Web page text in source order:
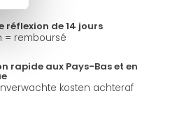
réflexion de 14 jours
= remboursé
rapide aux Pays-Bas et en
kosten achteraf